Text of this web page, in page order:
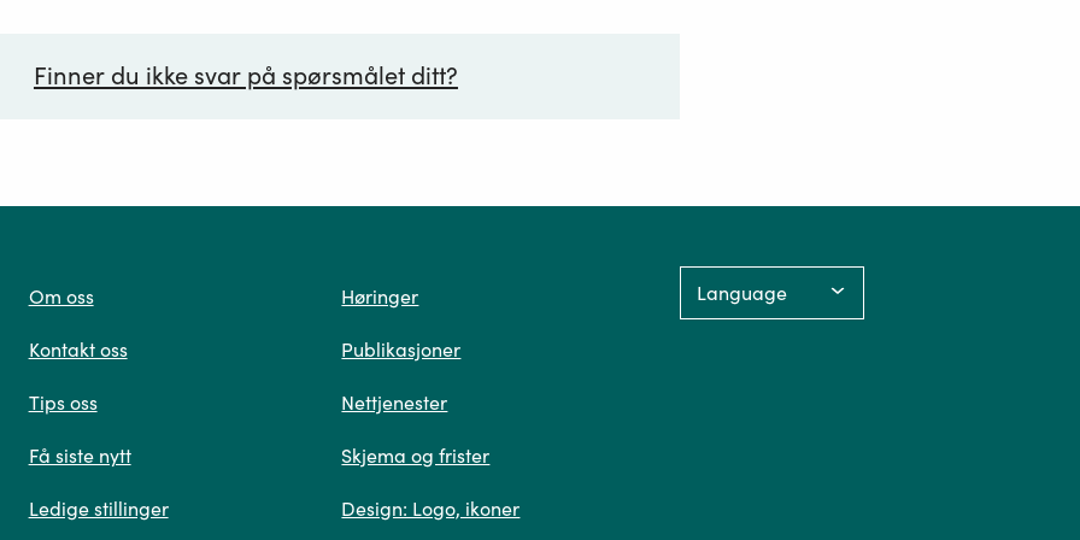
Finner du ikke svar på spørsmålet ditt?
oss
Om oss
Kontakt oss
Tips oss
Få siste nytt
Ledige stillinger
Høringer
Publikasjoner
Nettjenester
Skjema og frister
Design: Logo, ikoner